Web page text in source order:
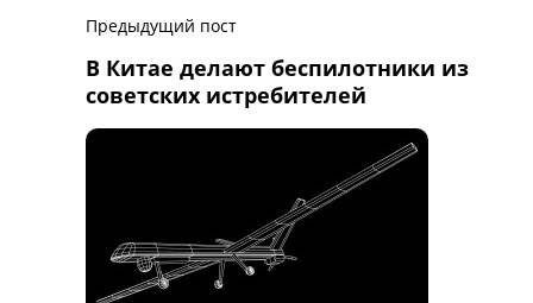
Предыдущий пост
В Китае делают беспилотники из
советских истребителей